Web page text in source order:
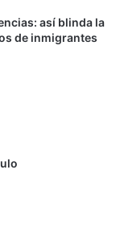
así blinda la
de inmigrantes